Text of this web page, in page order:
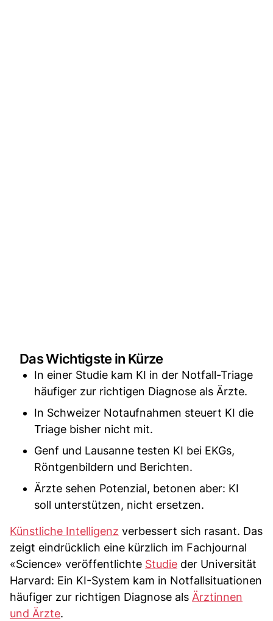
Das Wichtigste in Kürze
In einer Studie kam KI in der Notfall-Triage
häufiger zur richtigen Diagnose als Ärzte.
In Schweizer Notaufnahmen steuert KI die
Triage bisher nicht mit.
Genf und Lausanne testen KI bei EKGs,
Röntgenbildern und Berichten.
Ärzte sehen Potenzial, betonen aber: KI
soll unterstützen, nicht ersetzen.
Künstliche Intelligenz verbessert sich rasant. Das
zeigt eindrücklich eine kürzlich im Fachjournal
«Science» veröffentlichte Studie der Universität
Harvard: Ein KI-System kam in Notfallsituationen
häufiger zur richtigen Diagnose als Ärztinnen
und Ärzte.